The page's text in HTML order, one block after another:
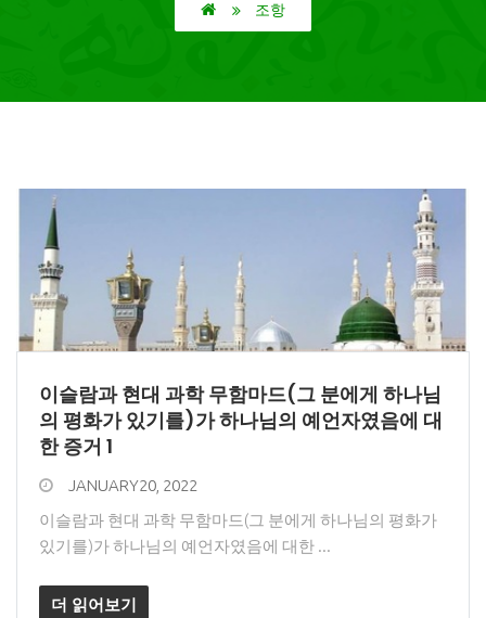
조항
이슬람과 현대 과학 무함마드(그 분에게 하나님
의 평화가 있기를)가 하나님의 예언자였음에 대
한 증거 1
JANUARY20, 2022
이슬람과 현대 과학 무함마드(그 분에게 하나님의 평화가
있기를)가 하나님의 예언자였음에 대한 ...
더 읽어보기